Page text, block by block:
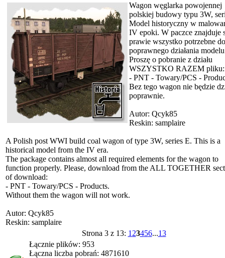
Wagon węglarka powojennej
polskiej budowy typu 3W,
Model historyczny w
IV epoki. W paczce znajduje
prawie wszystko potrzebne do
poprawnego działania
Proszę o pobranie z działu
WSZYSTKO RAZEM pliku:
- PNT - Towary/PCS -
Bez tego wagon nie będzie
poprawnie.
Autor: Qcyk85
Reskin: samplaire
A Polish post WWI build coal wagon of type 3W, series E. This is a
historical model from the IV era.
The package contains almost all required elements for the wagon to
function properly. Please, download from the ALL TOGETHER
of download:
- PNT - Towary/PCS - Products.
Without them the wagon will not work.
Autor: Qcyk85
Reskin: samplaire
Strona 3 z 13: 1 23456...13
Łącznie plików: 953
Łączna liczba pobrań: 4871610